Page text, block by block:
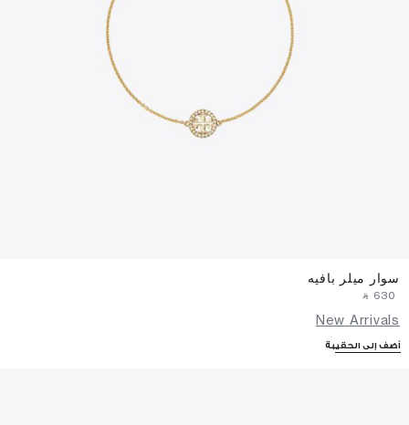
سوار ميلر بافيه
‎ ⃁ ⁦630⁩ ‎
New Arrivals
أضف إلى الحقيبة